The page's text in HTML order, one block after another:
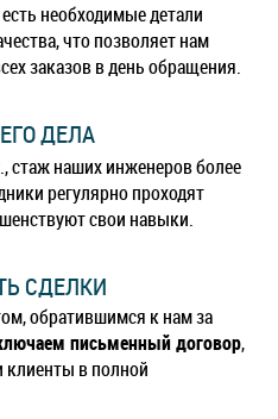
необходимые детали
что позволяет нам
заказов в день обращения.
ДЕЛА
стаж наших инженеров более
регулярно проходят
свои навыки.
СДЕЛКИ
обратившимся к нам за
письменный договор,
клиенты в полной